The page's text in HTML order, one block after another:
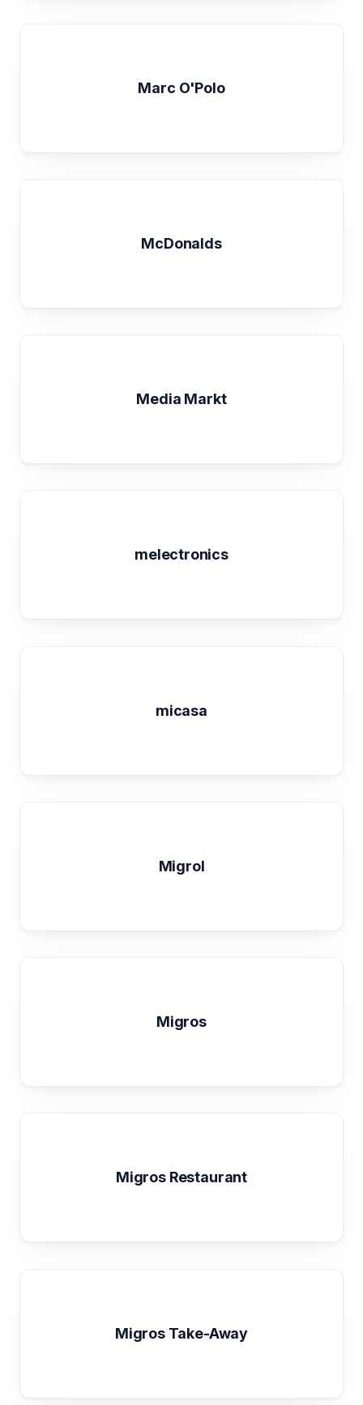
Marc O'Polo
McDonalds
Media Markt
melectronics
micasa
Migrol
Migros
Migros Restaurant
Migros Take-Away